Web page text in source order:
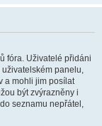
fóra. Uživatelé přidáni
panelu,
a mohli jim posílat
být zvýrazněny i
seznamu nepřátel,